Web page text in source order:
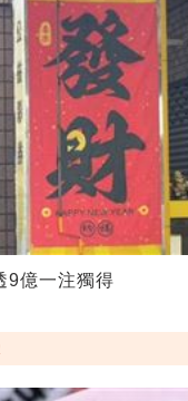
9億一注獨得